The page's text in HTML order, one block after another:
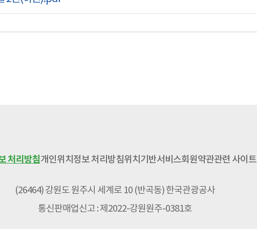
처리방침개인위치정보 처리방침위치기반서비스회원약관관련 사이트
(26464) 강원도 원주시 세계로 10 (반곡동) 한국관광공사
통신판매업신고 : 제2022-강원원주-0381호